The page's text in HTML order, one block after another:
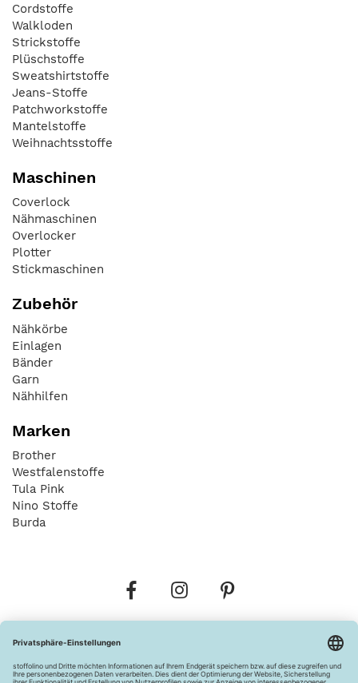
Cordstoffe
Walkloden
Strickstoffe
Plüschstoffe
Sweatshirtstoffe
Jeans-Stoffe
Patchworkstoffe
Mantelstoffe
Weihnachtsstoffe
Maschinen
Coverlock
Nähmaschinen
Overlocker
Plotter
Stickmaschinen
Zubehör
Nähkörbe
Einlagen
Bänder
Garn
Nähhilfen
Marken
Brother
Westfalenstoffe
Tula Pink
Nino Stoffe
Burda